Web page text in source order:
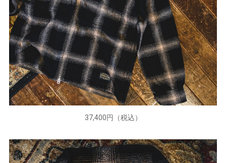
37,400円（税込）